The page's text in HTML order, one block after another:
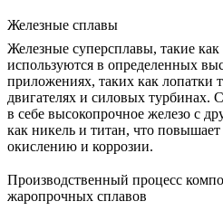
Железные сплавы
Железные суперсплавы, такие как
используются в определенных
приложениях, таких как лопатки
двигателях и силовых
в себе высокопрочное железо с
как никель и титан, что повышает
окислению и коррозии.
Производственный процесс
жаропрочных сплавов